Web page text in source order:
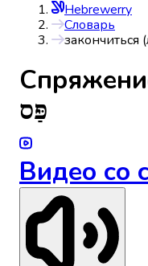
Hebrewerry
Словарь
закончиться
פַּס
Видео со